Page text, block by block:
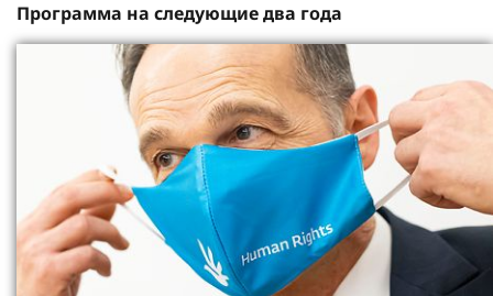
Программа на следующие два года